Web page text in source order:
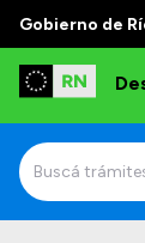
Gobierno de